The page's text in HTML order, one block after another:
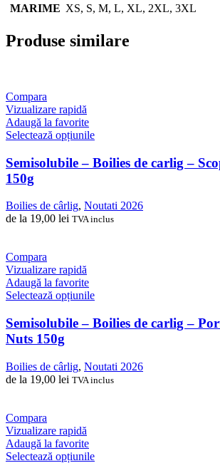
MARIME XS, S, M, L, XL, 2XL, 3XL
Produse similare
Compara
Vizualizare rapidă
Adaugă la favorite
Selectează opțiunileAcest
are
mai
Opțiunile
pot
Semisolubile – Boilies de carlig –
150g
Boilies de cârlig, Noutati 2026
de la 19,00 lei TVA inclus
Compara
Vizualizare rapidă
Adaugă la favorite
Selectează opțiunileAcest
are
Opțiunile
pot
Semisolubile – Boilies de carlig –
Nuts 150g
Boilies de cârlig, Noutati 2026
de la 19,00 lei TVA inclus
Compara
Vizualizare rapidă
Adaugă la favorite
Selectează opțiunileAcest